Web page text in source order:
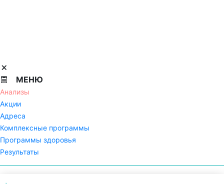
МЕНЮ
Анализы
Акции
Адреса
Комплексные программы
Программы здоровья
Результаты